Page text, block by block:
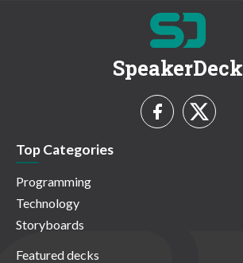
SpeakerDeck
Top Categories
Programming
Technology
Storyboards
Featured decks